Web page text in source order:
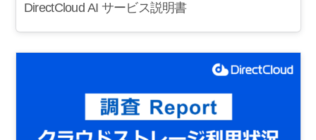
DirectCloud AI サービス説明書